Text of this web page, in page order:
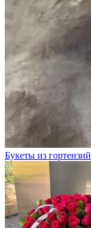
Букеты из гортензий